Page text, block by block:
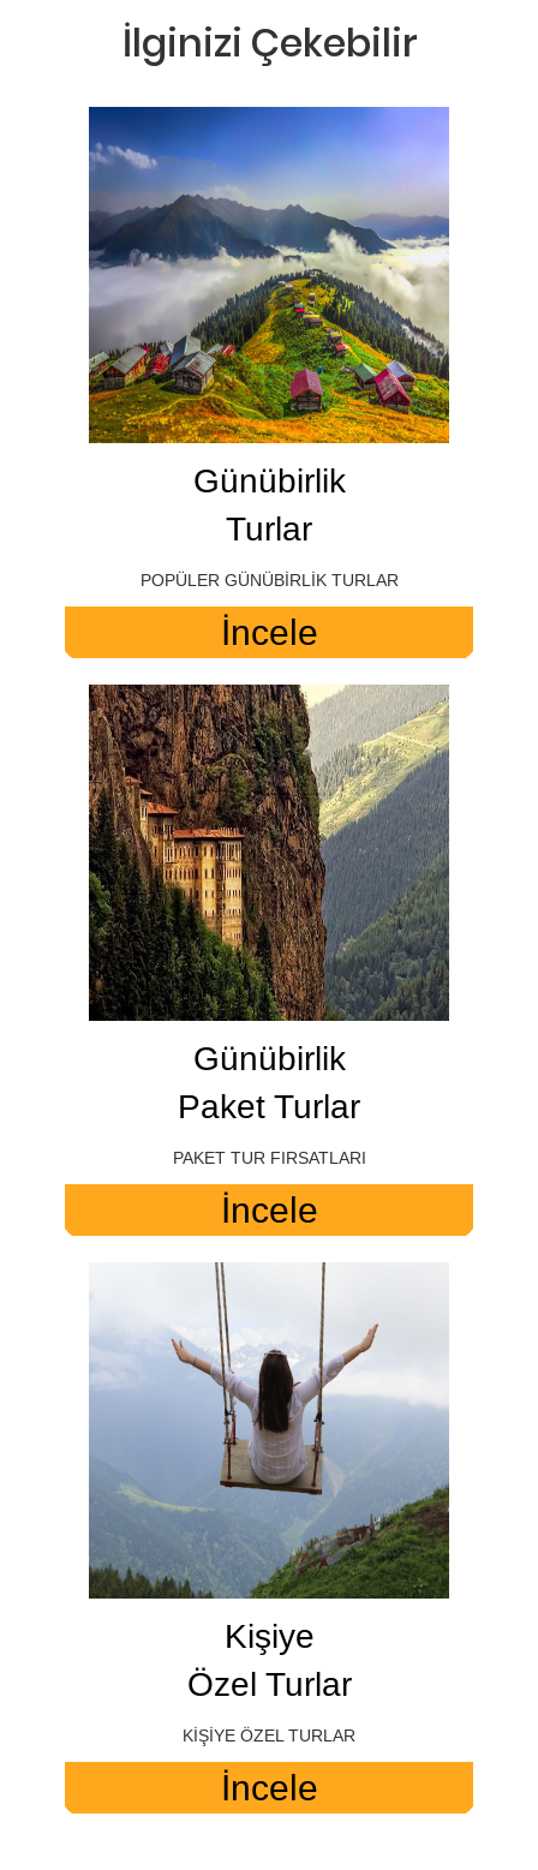
Günübirlik
Turlar
POPÜLER GÜNÜBİRLİK TURLAR
İncele
Günübirlik
Paket Turlar
PAKET TUR FIRSATLARI
İncele
Kişiye
Özel Turlar
KİŞİYE ÖZEL TURLAR
İncele
İlginizi Çekebilir